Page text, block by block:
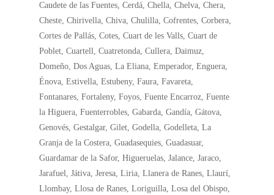
Caudete de las Fuentes, Cerdá, Chella, Chelva, Chera,
Cheste, Chirivella, Chiva, Chulilla, Cofrentes, Corbera,
Cortes de Pallás, Cotes, Cuart de les Valls, Cuart de
Poblet, Cuartell, Cuatretonda, Cullera, Daimuz,
Domeño, Dos Aguas, La Eliana, Emperador, Enguera,
Énova, Estivella, Estubeny, Faura, Favareta,
Fontanares, Fortaleny, Foyos, Fuente Encarroz, Fuente
la Higuera, Fuenterrobles, Gabarda, Gandía, Gátova,
Genovés, Gestalgar, Gilet, Godella, Godelleta, La
Granja de la Costera, Guadasequies, Guadasuar,
Guardamar de la Safor, Higueruelas, Jalance, Jaraco,
Jarafuel, Játiva, Jeresa, Liria, Llanera de Ranes, Llaurí,
Llombay, Llosa de Ranes, Loriguilla, Losa del Obispo,